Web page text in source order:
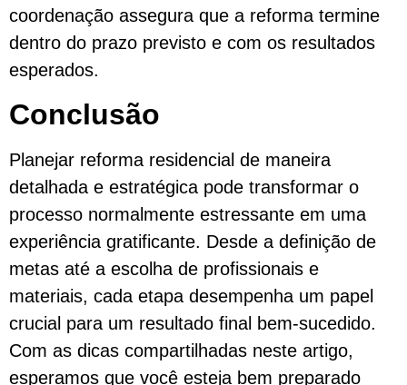
coordenação assegura que a reforma termine
dentro do prazo previsto e com os resultados
esperados.
Conclusão
Planejar reforma residencial de maneira
detalhada e estratégica pode transformar o
processo normalmente estressante em uma
experiência gratificante. Desde a definição de
metas até a escolha de profissionais e
materiais, cada etapa desempenha um papel
crucial para um resultado final bem-sucedido.
Com as dicas compartilhadas neste artigo,
esperamos que você esteja bem preparado